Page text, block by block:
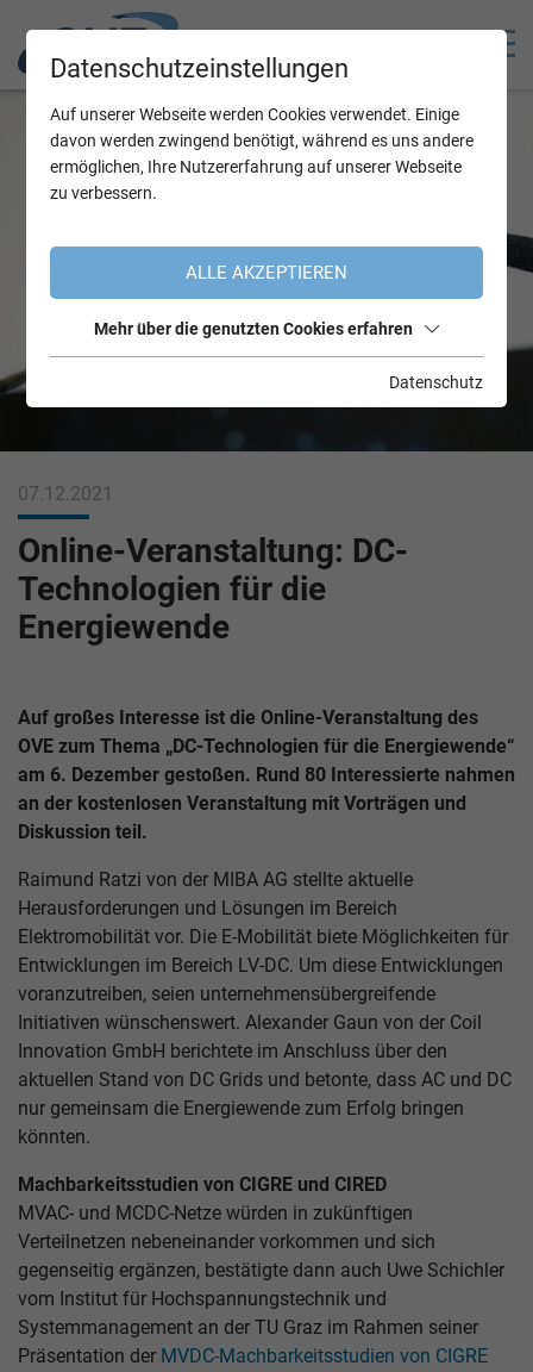
07.12.2021
Online-Veranstaltung: DC-
Technologien für die
Energiewende
Auf großes Interesse ist die Online-Veranstaltung des
OVE zum Thema „DC-Technologien für die Energiewende“
am 6. Dezember gestoßen. Rund 80 Interessierte nahmen
an der kostenlosen Veranstaltung mit Vorträgen und
Diskussion teil.
Raimund Ratzi von der MIBA AG stellte aktuelle
Herausforderungen und Lösungen im Bereich
Elektromobilität vor. Die E-Mobilität biete Möglichkeiten für
Entwicklungen im Bereich LV-DC. Um diese Entwicklungen
voranzutreiben, seien unternehmensübergreifende
Initiativen wünschenswert. Alexander Gaun von der Coil
Innovation GmbH berichtete im Anschluss über den
aktuellen Stand von DC Grids und betonte, dass AC und DC
nur gemeinsam die Energiewende zum Erfolg bringen
könnten.
Machbarkeitsstudien von CIGRE und CIRED
MVAC- und MCDC-Netze würden in zukünftigen
Verteilnetzen nebeneinander vorkommen und sich
gegenseitig ergänzen, bestätigte dann auch Uwe Schichler
vom Institut für Hochspannungstechnik und
Systemmanagement an der TU Graz im Rahmen seiner
Präsentation der MVDC-Machbarkeitsstudien von CIGRE
Datenschutzeinstellungen
Auf unserer Webseite werden Cookies verwendet. Einige
davon werden zwingend benötigt, während es uns andere
ermöglichen, Ihre Nutzererfahrung auf unserer Webseite
zu verbessern.
ALLE AKZEPTIEREN
Mehr über die genutzten Cookies erfahren
Datenschutz